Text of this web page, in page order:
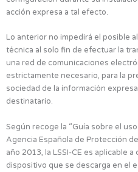
acción expresa a tal efecto.
Lo anterior no impedirá el posible
técnica al solo fin de efectuar la
una red de comunicaciones
estrictamente necesario, para la
sociedad de la información
destinatario.
Según recoge la “Guía sobre el
Agencia Española de Protección
año 2013, la LSSI-CE es aplicable
dispositivo que se descarga en el